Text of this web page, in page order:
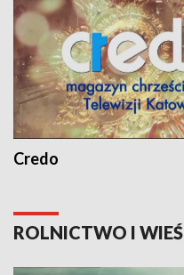
Credo
ROLNICTWO I WIEŚ